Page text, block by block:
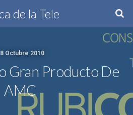
de la Tele
Octubre 2010
Gran Producto De
AMC